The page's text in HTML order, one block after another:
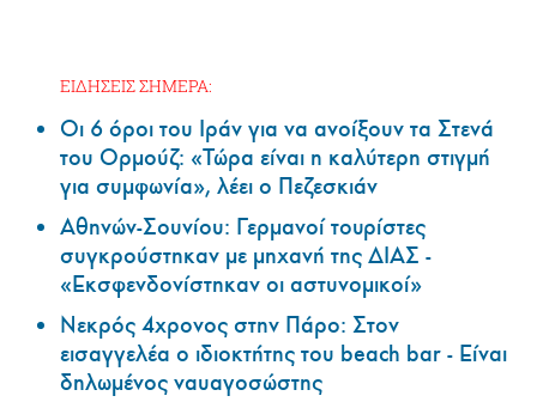
ΕΙΔΗΣΕΙΣ ΣΗΜΕΡΑ:
Οι 6 όροι του Ιράν για να ανοίξουν τα Στενά
του Ορμούζ: «Τώρα είναι η καλύτερη στιγμή
για συμφωνία», λέει ο Πεζεσκιάν
Αθηνών-Σουνίου: Γερμανοί τουρίστες
συγκρούστηκαν με μηχανή της ΔΙΑΣ -
«Εκσφενδονίστηκαν οι αστυνομικοί»
Νεκρός 4χρονος στην Πάρο: Στον
εισαγγελέα ο ιδιοκτήτης του beach bar - Είναι
δηλωμένος ναυαγοσώστης